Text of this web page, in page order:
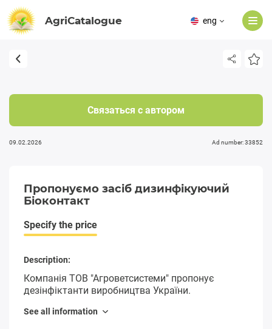
AgriCatalogue eng
Связаться с автором
09.02.2026 Ad number: 33852
Пропонуємо засіб дизинфікуючий
Біоконтакт
Specify the price
Description:
Компанія ТОВ "Агроветсистеми" пропонує
дезінфіктанти виробництва України.
See all information